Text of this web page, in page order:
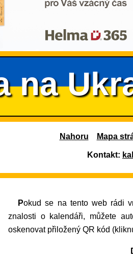
na
Nahoru Mapa
Kontakt:
Pokud se na tento web rádi vracíte pro praktické informace nebo si díky němu rozšiřujete své
znalosti o kalendáři, můžete
oskenovat přiložený QR kód